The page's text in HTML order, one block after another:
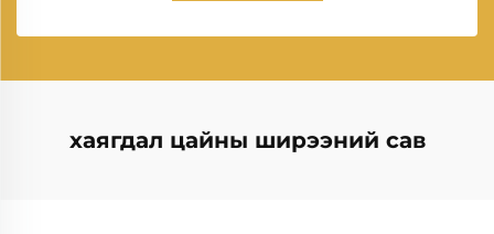
хаягдал цайны ширээний сав